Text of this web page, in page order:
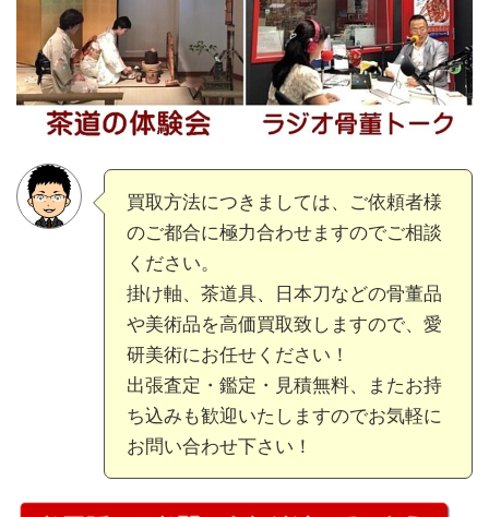
買取方法につきましては、ご依頼者様
のご都合に極力合わせますのでご相談
ください。
掛け軸、茶道具、日本刀などの骨董品
や美術品を高価買取致しますので、愛
研美術にお任せください！
出張査定・鑑定・見積無料、またお持
ち込みも歓迎いたしますのでお気軽に
お問い合わせ下さい！